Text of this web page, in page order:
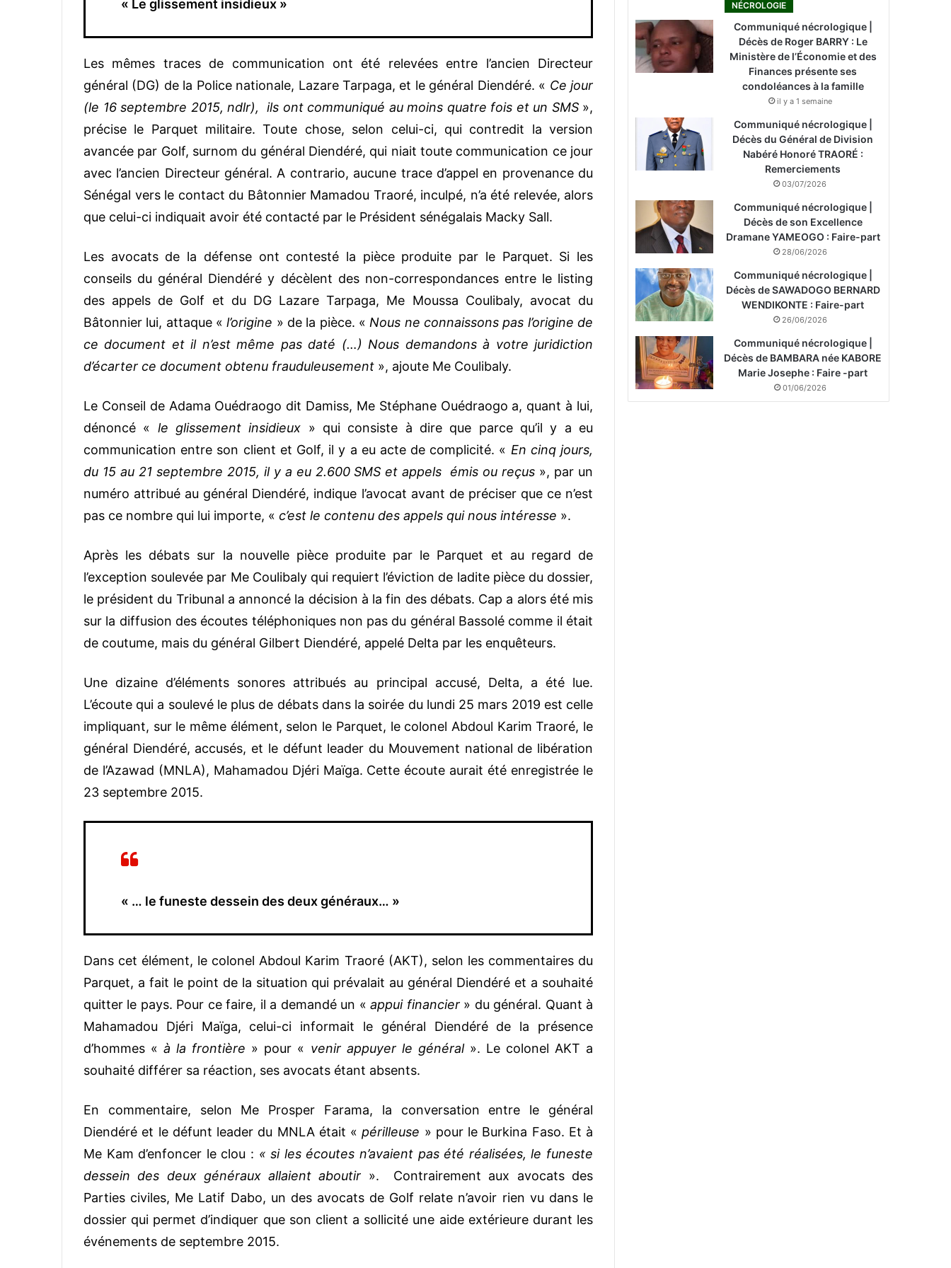
« Le glissement insidieux »
Les mêmes traces de communication ont été relevées entre l’ancien Directeur
général (DG) de la Police nationale, Lazare Tarpaga, et le général Diendéré. « Ce jour
(le 16 septembre 2015, ndlr), ils ont communiqué au moins quatre fois et un SMS »,
précise le Parquet militaire. Toute chose, selon celui-ci, qui contredit la version
avancée par Golf, surnom du général Diendéré, qui niait toute communication ce jour
avec l’ancien Directeur général. A contrario, aucune trace d’appel en provenance du
Sénégal vers le contact du Bâtonnier Mamadou Traoré, inculpé, n’a été relevée, alors
que celui-ci indiquait avoir été contacté par le Président sénégalais Macky Sall.
Les avocats de la défense ont contesté la pièce produite par le Parquet. Si les
conseils du général Diendéré y décèlent des non-correspondances entre le listing
des appels de Golf et du DG Lazare Tarpaga, Me Moussa Coulibaly, avocat du
Bâtonnier lui, attaque «l’origine » de la pièce. «Nous ne connaissons pas l’origine de
ce document et il n’est même pas daté (…) Nous demandons à votre juridiction
d’écarter ce document obtenu frauduleusement », ajoute Me Coulibaly.
Le Conseil de Adama Ouédraogo dit Damiss, Me Stéphane Ouédraogo a, quant à lui,
dénoncé « le glissement insidieux » qui consiste à dire que parce qu’il y a eu
communication entre son client et Golf, il y a eu acte de complicité. « En cinq jours,
du 15 au 21 septembre 2015, il y a eu 2.600 SMS et appels émis ou reçus », par un
numéro attribué au général Diendéré, indique l’avocat avant de préciser que ce n’est
pas ce nombre qui lui importe, « c’est le contenu des appels qui nous intéresse ».
Après les débats sur la nouvelle pièce produite par le Parquet et au regard de
l’exception soulevée par Me Coulibaly qui requiert l’éviction de ladite pièce du dossier,
le président du Tribunal a annoncé la décision à la fin des débats. Cap a alors été mis
sur la diffusion des écoutes téléphoniques non pas du général Bassolé comme il était
de coutume, mais du général Gilbert Diendéré, appelé Delta par les enquêteurs.
Une dizaine d’éléments sonores attribués au principal accusé, Delta, a été lue.
L’écoute qui a soulevé le plus de débats dans la soirée du lundi 25 mars 2019 est celle
impliquant, sur le même élément, selon le Parquet, le colonel Abdoul Karim Traoré, le
général Diendéré, accusés, et le défunt leader du Mouvement national de libération
de l’Azawad (MNLA), Mahamadou Djéri Maïga. Cette écoute aurait été enregistrée le
23 septembre 2015.
« … le funeste dessein des deux généraux… »
Dans cet élément, le colonel Abdoul Karim Traoré (AKT), selon les commentaires du
Parquet, a fait le point de la situation qui prévalait au général Diendéré et a souhaité
quitter le pays. Pour ce faire, il a demandé un «appui financier» du général. Quant à
Mahamadou Djéri Maïga, celui-ci informait le général Diendéré de la présence
d’hommes «à la frontière » pour « venir appuyer le général ». Le colonel AKT a
souhaité différer sa réaction, ses avocats étant absents.
En commentaire, selon Me Prosper Farama, la conversation entre le général
Diendéré et le défunt leader du MNLA était «périlleuse » pour le Burkina Faso. Et à
Me Kam d’enfoncer le clou : « si les écoutes n’avaient pas été réalisées, le funeste
dessein des deux généraux allaient aboutir ». Contrairement aux avocats des
Parties civiles, Me Latif Dabo, un des avocats de Golf relate n’avoir rien vu dans le
dossier qui permet d’indiquer que son client a sollicité une aide extérieure durant les
événements de septembre 2015.
NÉCROLOGIE
Communiqué nécrologique |
Décès de Roger BARRY : Le
Ministère de l’Économie et des
Finances présente ses
condoléances à la famille
il y a 1 semaine
Communiqué nécrologique |
Décès du Général de Division
Nabéré Honoré TRAORÉ :
Remerciements
03/07/2026
Communiqué nécrologique |
Décès de son Excellence
Dramane YAMEOGO : Faire-part
28/06/2026
Communiqué nécrologique |
Décès de SAWADOGO BERNARD
WENDIKONTE : Faire-part
26/06/2026
Communiqué nécrologique |
Décès de BAMBARA née KABORE
Marie Josephe : Faire -part
01/06/2026